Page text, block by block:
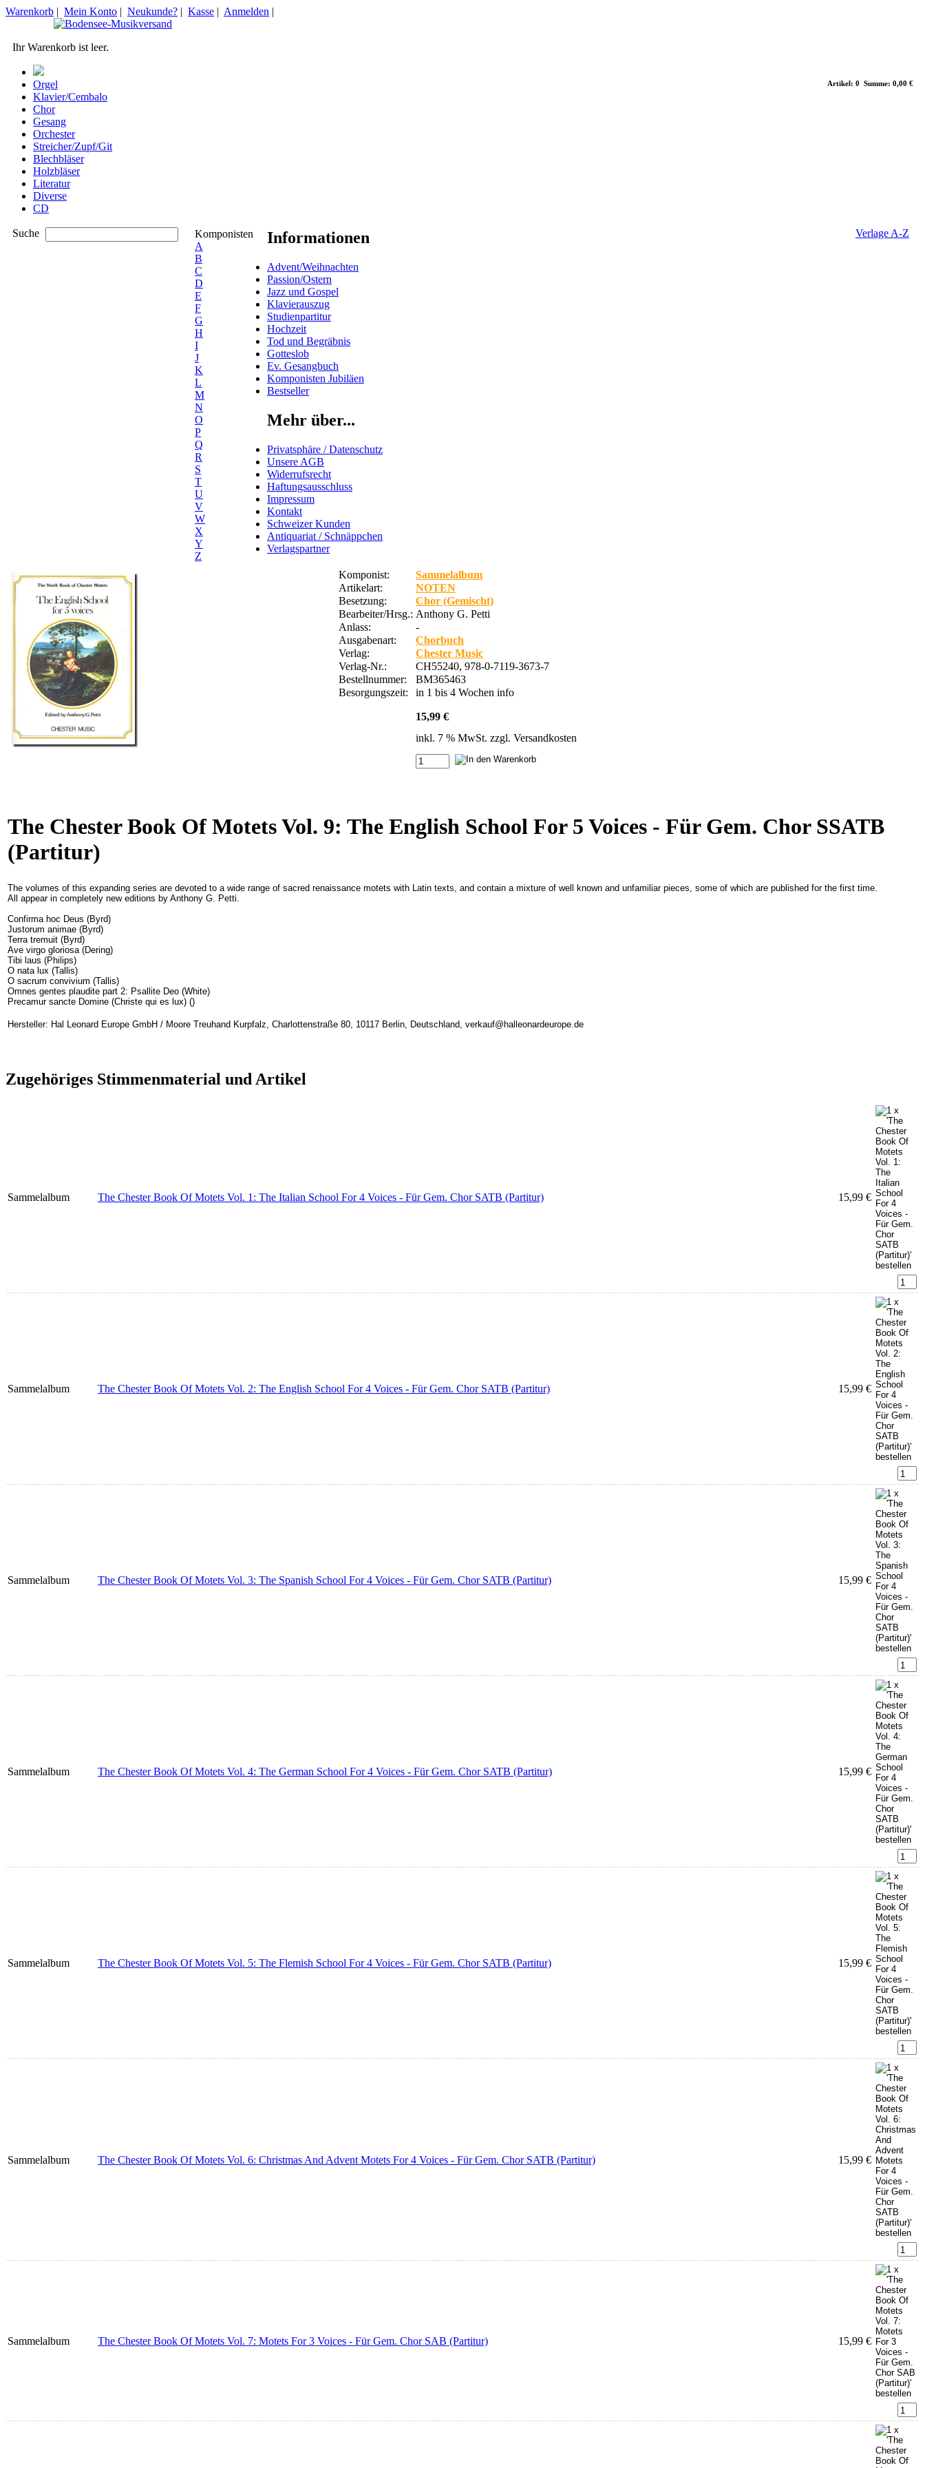
Artikel: 0 Summe: 0,00 €
Warenkorb | Mein Konto | Neukunde? | Kasse | Anmelden |
Ihr Warenkorb ist leer.
Orgel
Klavier/Cembalo
Chor
Gesang
Orchester
Streicher/Zupf/Git
Blechbläser
Holzbläser
Literatur
Diverse
CD
Suche
Komponisten
A
B
C
D
E
F
G
H
I
J
K
L
M
N
O
P
Q
R
S
T
U
V
W
X
Y
Z
Verlage A-Z
Informationen
Advent/Weihnachten
Passion/Ostern
Jazz und Gospel
Klavierauszug
Studienpartitur
Hochzeit
Tod und Begräbnis
Gotteslob
Ev. Gesangbuch
Komponisten Jubiläen
Bestseller
Mehr über...
Privatsphäre / Datenschutz
Unsere AGB
Widerrufsrecht
Haftungsausschluss
Impressum
Kontakt
Schweizer Kunden
Antiquariat / Schnäppchen
Verlagspartner
Komponist:
Sammelalbum
Artikelart:
NOTEN
Besetzung:
Chor (Gemischt)
Bearbeiter/Hrsg.: Anthony G. Petti
Anlass:
-
Ausgabenart:
Chorbuch
Verlag:
Chester Music
Verlag-Nr.:
CH55240, 978-0-7119-3673-7
Bestellnummer:
BM365463
Besorgungszeit:
in 1 bis 4 Wochen info
15,99 €
inkl. 7 % MwSt. zzgl. Versandkosten
The Chester Book Of Motets Vol. 9: The English School For 5 Voices - Für Gem. Chor SSATB
(Partitur)
The volumes of this expanding series are devoted to a wide range of sacred renaissance motets with Latin texts, and contain a mixture of well known and unfamiliar pieces, some of which are published for the first time.
All appear in completely new editions by Anthony G. Petti.
Confirma hoc Deus (Byrd)
Justorum animae (Byrd)
Terra tremuit (Byrd)
Ave virgo gloriosa (Dering)
Tibi laus (Philips)
O nata lux (Tallis)
O sacrum convivium (Tallis)
Omnes gentes plaudite part 2: Psallite Deo (White)
Precamur sancte Domine (Christe qui es lux) ()
Hersteller: Hal Leonard Europe GmbH / Moore Treuhand Kurpfalz, Charlottenstraße 80, 10117 Berlin, Deutschland, verkauf@halleonardeurope.de
Zugehöriges Stimmenmaterial und Artikel
Sammelalbum The Chester Book Of Motets Vol. 1: The Italian School For 4 Voices - Für Gem. Chor SATB (Partitur) 15,99 €
Sammelalbum The Chester Book Of Motets Vol. 2: The English School For 4 Voices - Für Gem. Chor SATB (Partitur) 15,99 €
Sammelalbum The Chester Book Of Motets Vol. 3: The Spanish School For 4 Voices - Für Gem. Chor SATB (Partitur) 15,99 €
Sammelalbum The Chester Book Of Motets Vol. 4: The German School For 4 Voices - Für Gem. Chor SATB (Partitur) 15,99 €
Sammelalbum The Chester Book Of Motets Vol. 5: The Flemish School For 4 Voices - Für Gem. Chor SATB (Partitur) 15,99 €
Sammelalbum The Chester Book Of Motets Vol. 6: Christmas And Advent Motets For 4 Voices - Für Gem. Chor SATB (Partitur) 15,99 €
Sammelalbum The Chester Book Of Motets Vol. 7: Motets For 3 Voices - Für Gem. Chor SAB (Partitur) 15,99 €